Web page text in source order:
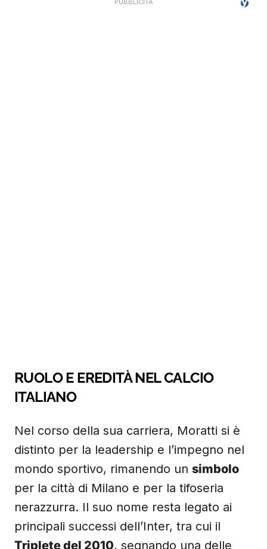
RUOLO E EREDITÀ NEL CALCIO
ITALIANO
Nel corso della sua carriera, Moratti si è
distinto per la leadership e l’impegno nel
mondo sportivo, rimanendo un simbolo
per la città di Milano e per la tifoseria
nerazzurra. Il suo nome resta legato ai
principali successi dell’Inter, tra cui il
Triplete del 2010, segnando una delle